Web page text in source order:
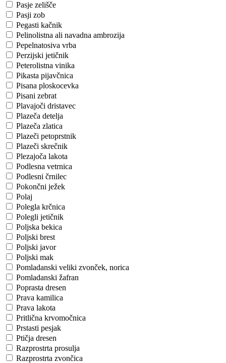
Pasje zelišče
Pasji zob
Pegasti kačnik
Pelinolistna ali navadna ambrozija
Pepelnatosiva vrba
Perzijski jetičnik
Peterolistna vinika
Pikasta pijavčnica
Pisana ploskocevka
Pisani zebrat
Plavajoči dristavec
Plazeča detelja
Plazeča zlatica
Plazeči petoprstnik
Plazeči skrečnik
Plezajoča lakota
Podlesna vetrnica
Podlesni črnilec
Pokončni ježek
Polaj
Polegla krčnica
Polegli jetičnik
Poljska bekica
Poljski brest
Poljski javor
Poljski mak
Pomladanski veliki zvonček, norica
Pomladanski žafran
Poprasta dresen
Prava kamilica
Prava lakota
Pritlična krvomočnica
Prstasti pesjak
Ptičja dresen
Razprostrta prosulja
Razprostrta zvončica